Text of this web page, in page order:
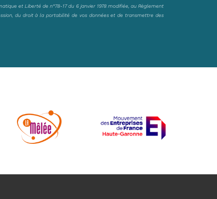
et Liberté de n°78-17 du 6 janvier 1978 modifiée, au Règlement
du droit à la portabilité de vos données et de transmettre des